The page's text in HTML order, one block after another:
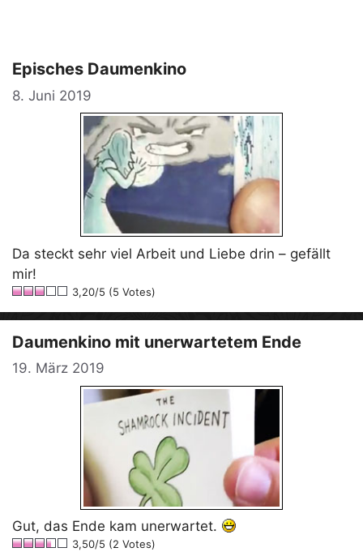
Episches Daumenkino
8. Juni 2019
Da steckt sehr viel Arbeit und Liebe drin – gefällt
mir!
3,20/5 (5 Votes)
Daumenkino mit unerwartetem Ende
19. März 2019
Gut, das Ende kam unerwartet.
3,50/5 (2 Votes)